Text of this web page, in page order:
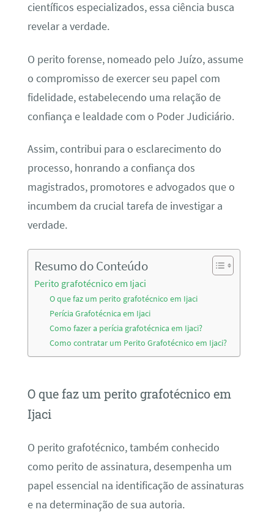
científicos especializados, essa ciência busca
revelar a verdade.
O perito forense, nomeado pelo Juízo, assume
o compromisso de exercer seu papel com
fidelidade, estabelecendo uma relação de
confiança e lealdade com o Poder Judiciário.
Assim, contribui para o esclarecimento do
processo, honrando a confiança dos
magistrados, promotores e advogados que o
incumbem da crucial tarefa de investigar a
verdade.
Resumo do Conteúdo
Perito grafotécnico em Ijaci
O que faz um perito grafotécnico em Ijaci
Perícia Grafotécnica em Ijaci
Como fazer a perícia grafotécnica em Ijaci?
Como contratar um Perito Grafotécnico em Ijaci?
O que faz um perito grafotécnico em
Ijaci
O perito grafotécnico, também conhecido
como perito de assinatura, desempenha um
papel essencial na identificação de assinaturas
e na determinação de sua autoria.